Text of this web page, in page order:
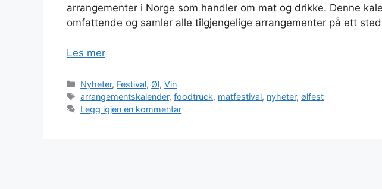
arrangementer i Norge som handler om mat og drikke. Denne
omfattende og samler alle tilgjengelige arrangementer på ett
Les mer
Kategorier
Nyheter, Festival, Øl,Vin
Stikkord
arrangementskalender,foodtruck, matfestival, nyheter,ølfest
Legg igjen en kommentar